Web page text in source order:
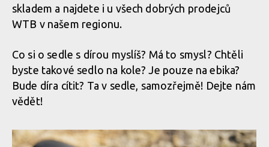
skladem a najdete i u všech dobrých prodejců
WTB v našem regionu.
Co si o sedle s dírou myslíš? Má to smysl? Chtěli
byste takové sedlo na kole? Je pouze na ebika?
Bude díra cítit? Ta v sedle, samozřejmě! Dejte nám
vědět!